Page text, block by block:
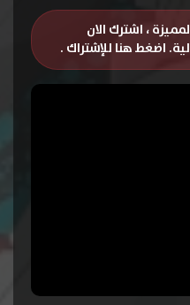
، اشترك الان
اضغط هنا للإشتراك .